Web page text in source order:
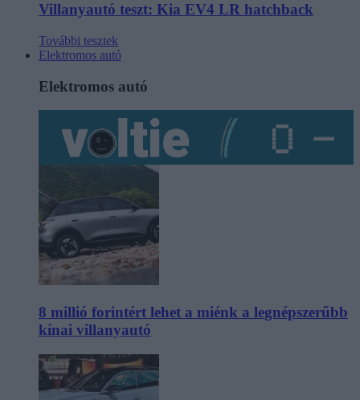
Villanyautó teszt: Kia EV4 LR hatchback
További tesztek
Elektromos autó
Elektromos autó
8 millió forintért lehet a miénk a legnépszerűbb
kínai villanyautó